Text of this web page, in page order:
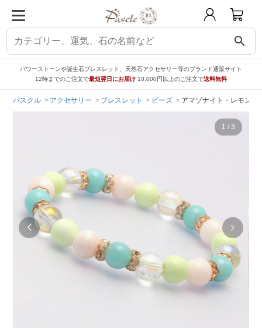
search
パワーストーンや誕生石ブレスレット、天然石アクセサリー等のブランド通販サイト
12時までのご注文で最短翌日にお届け 10,000円以上のご注文で送料無料
パスクル アクセサリー ブレスレット ビーズ アマゾナイト・レモンク
1 / 3